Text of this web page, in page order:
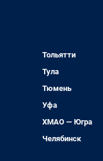
Тольятти
Тула
Тюмень
Уфа
ХМАО — Югра
Челябинск